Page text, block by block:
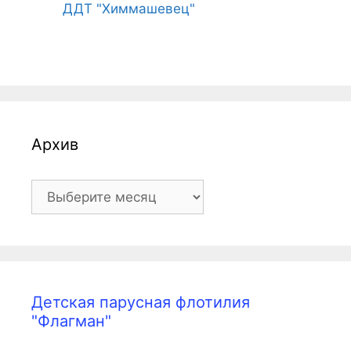
ДДТ "Химмашевец"
Архив
Архив
Детская парусная флотилия
"Флагман"